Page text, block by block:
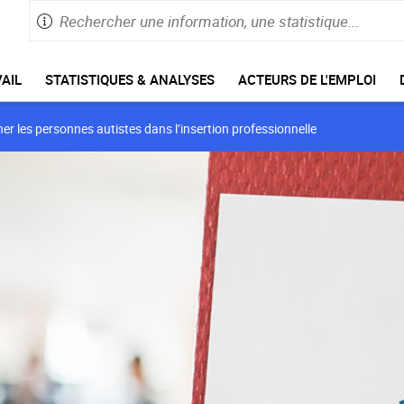
Rechercher
une
statistique
Saisie
maximum
STATISTIQUES & ANALYSES ACTEURS DE L'EMPLOI
les personnes autistes dans l’insertion professionnelle